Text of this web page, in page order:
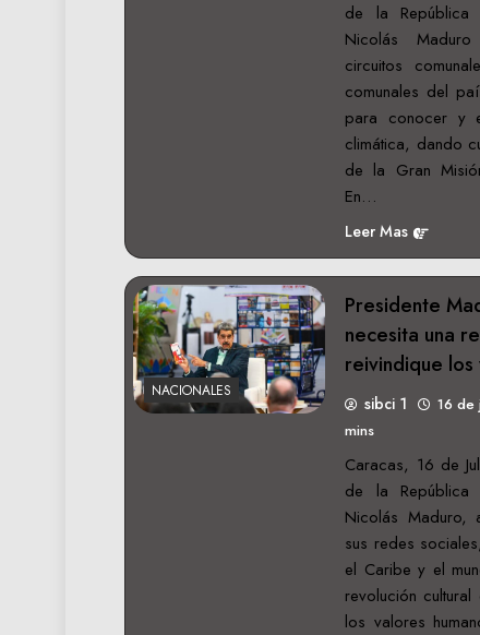
de la República
Nicolás
circuitos
comunales del
para conocer y
climática, dando
de la Gran
En…
Leer Mas
NACIONALES
Presidente
necesita una
reivindique los
sibci 1 16
mins
Caracas, 16 de
de la República
Nicolás Maduro,
sus redes
el Caribe y el
revolución
los valores